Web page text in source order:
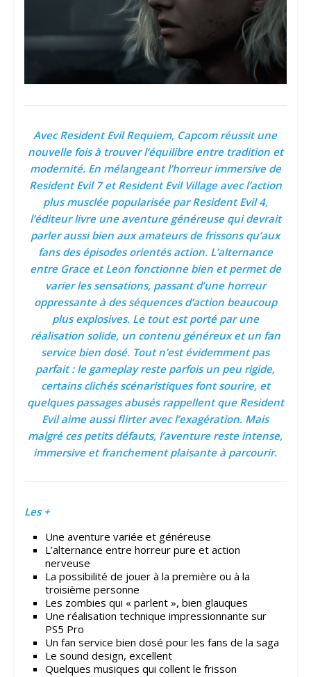
Avec Resident Evil Requiem, Capcom réussit une
nouvelle fois à trouver l’équilibre entre tradition et
modernité. En mélangeant l’horreur immersive de
Resident Evil 7 et Resident Evil Village avec l’action
plus musclée popularisée par Resident Evil 4,
l’éditeur livre une aventure généreuse qui devrait
parler aussi bien aux amateurs de frissons qu’aux
fans des épisodes orientés action. L’alternance
entre Grace et Leon fonctionne bien et permet de
varier les sensations, passant d’une horreur
oppressante à des séquences d’action beaucoup
plus explosives. Le tout est porté par une
réalisation solide, un contenu généreux et un fan
service bien dosé. Tout n’est évidemment pas
parfait : le gameplay reste parfois un peu rigide,
certains clichés scénaristiques font sourire, et
quelques passages abusés rappellent que Resident
Evil aime aussi flirter avec l’exagération. Mais
malgré ces petits défauts, l’aventure reste intense,
immersive et franchement plaisante à parcourir.
Les +
Une aventure variée et généreuse
L’alternance entre horreur pure et action
nerveuse
La possibilité de jouer à la première ou à la
troisième personne
Les zombies qui « parlent », bien glauques
Une réalisation technique impressionnante sur
PS5 Pro
Un fan service bien dosé pour les fans de la saga
Le sound design, excellent
Quelques musiques qui collent le frisson